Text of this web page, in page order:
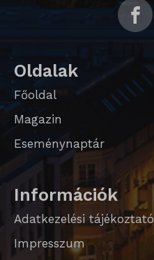
Oldalak
Főoldal
Magazin
Eseménynaptár
Információk
Adatkezelési tájékoztató
Impresszum
litespeed_qc_hide_banner
SameSite
SL_G_WPT_TO
SL_GWPT_Show_Hide_tmp
SL_wptGlobTipTmp
SLO_GWPT_Show_Hide_tmp
SLO_wptGlobTipTmp
sm_spd_caution